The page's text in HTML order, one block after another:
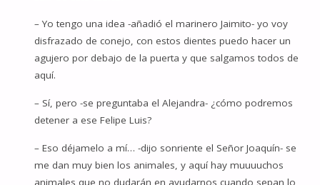
– Yo tengo una idea -añadió el marinero Jaimito- yo voy
disfrazado de conejo, con estos dientes puedo hacer un
agujero por debajo de la puerta y que salgamos todos de
aquí.
– Sí, pero -se preguntaba el Alejandra- ¿cómo podremos
detener a ese Felipe Luis?
– Eso déjamelo a mí… -dijo sonriente el Señor Joaquín- se
me dan muy bien los animales, y aquí hay muuuuchos
animales que no dudarán en ayudarnos cuando sepan lo